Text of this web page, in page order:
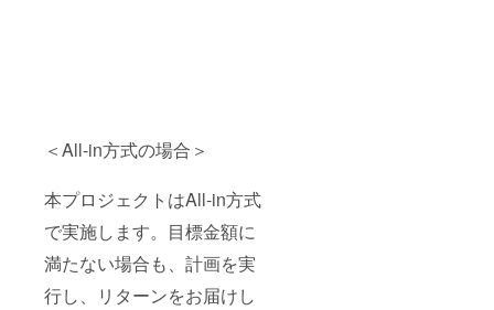
＜All-in方式の場合＞
本プロジェクトはAll-in方式
で実施します。目標金額に
満たない場合も、計画を実
行し、リターンをお届けし